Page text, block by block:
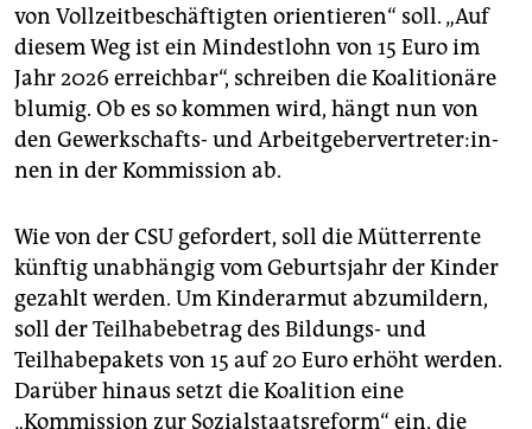
von Vollzeitbeschäftigten orientieren“ soll. „Auf
diesem Weg ist ein Mindestlohn von 15 Euro im
Jahr 2026 erreichbar“, schreiben die Koalitionäre
blumig. Ob es so kommen wird, hängt nun von
den Gewerkschafts- und Ar­beit­ge­ber­ver­tre­te­r:in­
nen in der Kommission ab.
Wie von der CSU gefordert, soll die Mütterrente
künftig unabhängig vom Geburtsjahr der Kinder
gezahlt werden. Um Kinderarmut abzumildern,
soll der Teilhabebetrag des Bildungs- und
Teilhabepakets von 15 auf 20 Euro erhöht werden.
Darüber hinaus setzt die Koalition eine
„Kommission zur Sozialstaatsreform“ ein, die